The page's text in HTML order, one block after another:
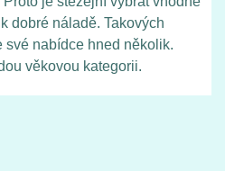
dobré náladě. Takových
své nabídce hned několik.
věkovou kategorii.